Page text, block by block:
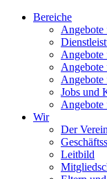
Bereiche
Angebote
Angebote
Angebote
Jobs und
Angebote
Wir
Der Verein
Leitbild